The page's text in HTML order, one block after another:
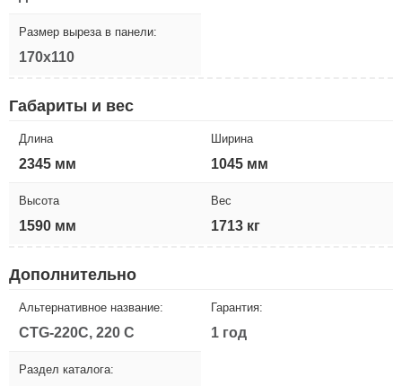
Размер выреза в панели:
170x110
Габариты и вес
Длина
2345 мм
Ширина
1045 мм
Высота
1590 мм
Вес
1713 кг
Дополнительно
Альтернативное название:
CTG-220C, 220 C
Гарантия:
1 год
Раздел каталога: